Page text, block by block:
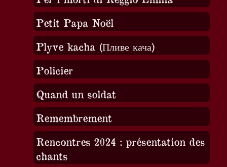
Petit Papa Noël
Plyve kacha (Пливе кача)
Policier
Quand un soldat
Remembrement
Rencontres 2024 : présentation des
chants